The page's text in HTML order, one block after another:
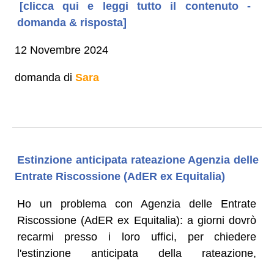
[clicca qui e leggi tutto il contenuto -
domanda & risposta]
12 Novembre 2024
domanda di Sara
Estinzione anticipata rateazione Agenzia delle
Entrate Riscossione (AdER ex Equitalia)
Ho un problema con Agenzia delle Entrate
Riscossione (AdER ex Equitalia): a giorni dovrò
recarmi presso i loro uffici, per chiedere
l'estinzione anticipata della rateazione,